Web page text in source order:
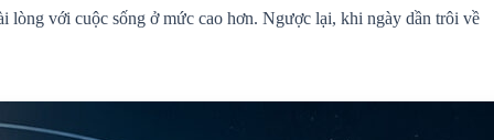
lòng với cuộc sống ở mức cao hơn. Ngược lại, khi ngày dần trôi về